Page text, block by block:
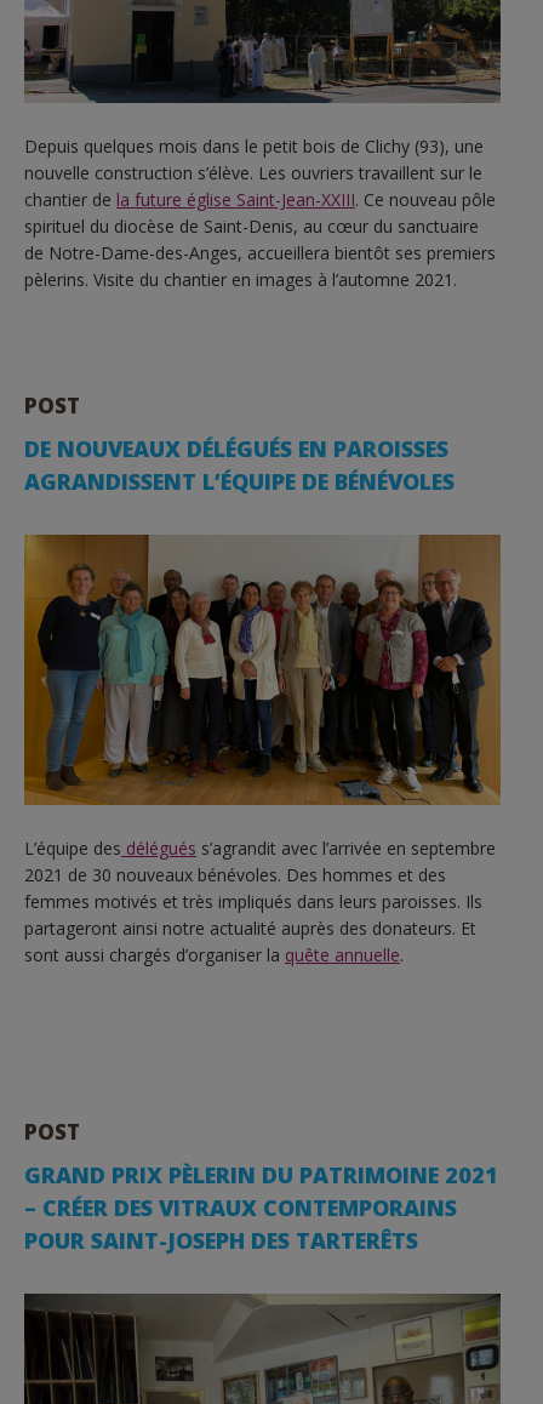
Depuis quelques mois dans le petit bois de Clichy (93), une
nouvelle construction s’élève. Les ouvriers travaillent sur le
chantier de la future église Saint-Jean-XXIII. Ce nouveau pôle
spirituel du diocèse de Saint-Denis, au cœur du sanctuaire
de Notre-Dame-des-Anges, accueillera bientôt ses premiers
pèlerins. Visite du chantier en images à l’automne 2021.
POST
DE NOUVEAUX DÉLÉGUÉS EN PAROISSES
AGRANDISSENT L’ÉQUIPE DE BÉNÉVOLES
L’équipe des délégués s’agrandit avec l’arrivée en septembre
2021 de 30 nouveaux bénévoles. Des hommes et des
femmes motivés et très impliqués dans leurs paroisses. Ils
partageront ainsi notre actualité auprès des donateurs. Et
sont aussi chargés d’organiser la quête annuelle.
POST
GRAND PRIX PÈLERIN DU PATRIMOINE 2021
– CRÉER DES VITRAUX CONTEMPORAINS
POUR SAINT-JOSEPH DES TARTERÊTS